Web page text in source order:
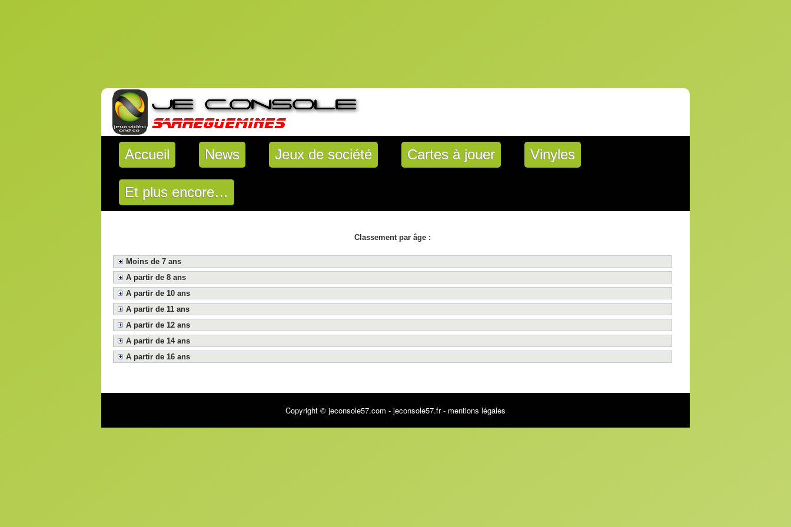
Accueil News Jeux de société Cartes à jouer Vinyles
Et plus encore…
Classement par âge :
Moins de 7 ans
A partir de 8 ans
A partir de 10 ans
A partir de 11 ans
A partir de 12 ans
A partir de 14 ans
A partir de 16 ans
Copyright © jeconsole57.com - jeconsole57.fr - mentions légales